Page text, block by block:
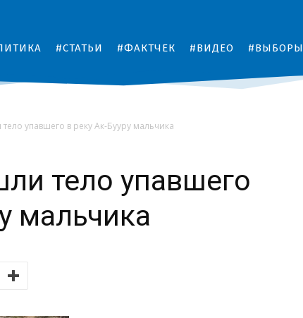
#СТАТЬИ #ФАКТЧЕК #ВИДЕО #ВЫБОРЫ
упавшего в реку Ак-Бууру мальчика
тело упавшего
мальчика